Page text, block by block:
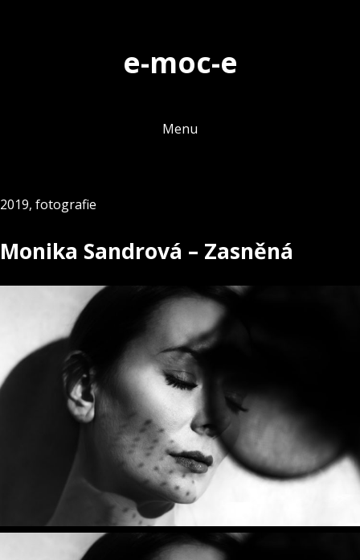
e-moc-e
Menu
2019, fotografie
Monika Sandrová – Zasněná